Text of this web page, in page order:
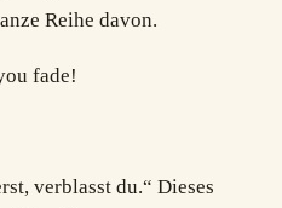
Reihe davon.
fade!
verblasst du.“ Dieses